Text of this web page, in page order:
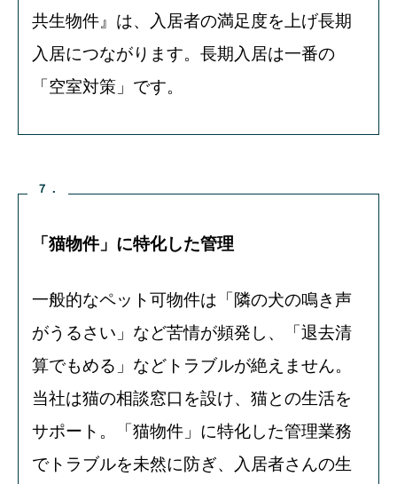
共生物件』は、入居者の満足度を上げ長期
入居につながります。長期入居は一番の
「空室対策」です。
７．
「猫物件」に特化した管理
一般的なペット可物件は「隣の犬の鳴き声
がうるさい」など苦情が頻発し、「退去清
算でもめる」などトラブルが絶えません。
当社は猫の相談窓口を設け、猫との生活を
サポート。「猫物件」に特化した管理業務
でトラブルを未然に防ぎ、入居者さんの生